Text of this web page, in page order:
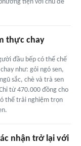
tiện với chủ đề
thực chay
đầu bếp có thể chế
như: gỏi ngó sen,
sắc, chè và trà sen
từ 470.000 đồng cho
thể trải nghiệm trọn
nhận trở lại với